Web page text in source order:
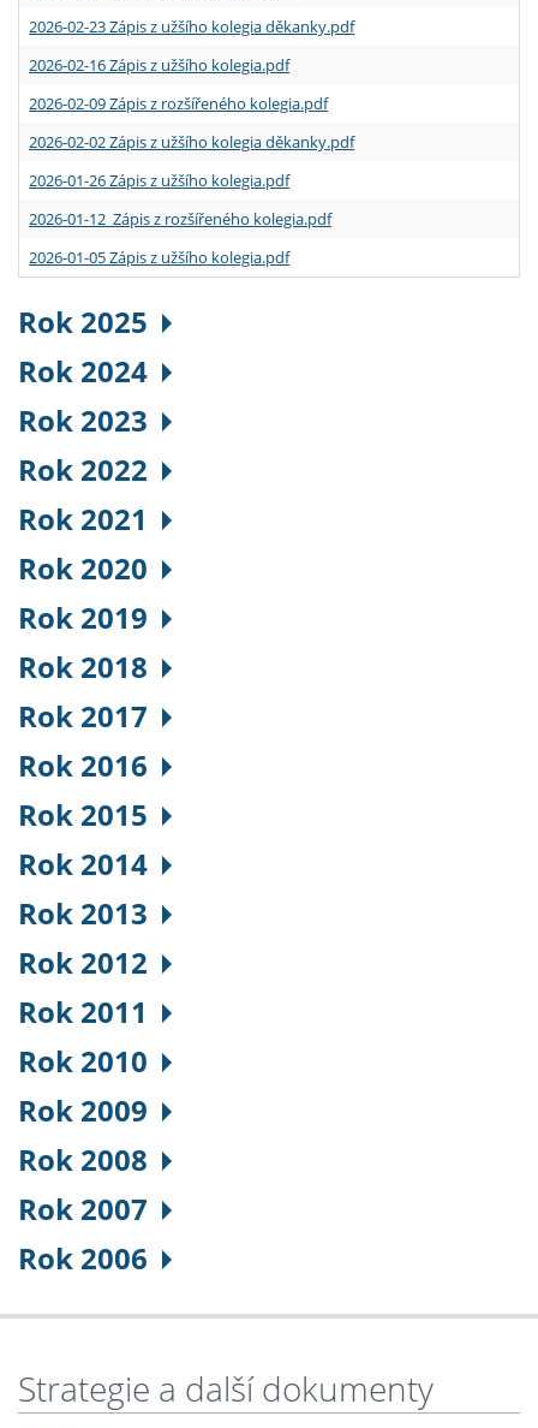
2026-02-23 Zápis z užšího kolegia děkanky.pdf
2026-02-16 Zápis z užšího kolegia.pdf
2026-02-09 Zápis z rozšířeného kolegia.pdf
2026-02-02 Zápis z užšího kolegia děkanky.pdf
2026-01-26 Zápis z užšího kolegia.pdf
2026-01-12 Zápis z rozšířeného kolegia.pdf
2026-01-05 Zápis z užšího kolegia.pdf
Rok 2025
Rok 2024
Rok 2023
Rok 2022
Rok 2021
Rok 2020
Rok 2019
Rok 2018
Rok 2017
Rok 2016
Rok 2015
Rok 2014
Rok 2013
Rok 2012
Rok 2011
Rok 2010
Rok 2009
Rok 2008
Rok 2007
Rok 2006
Strategie a další dokumenty